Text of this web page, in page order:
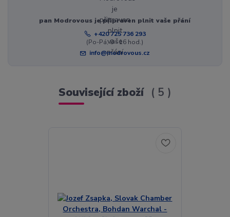
pan Modrovous je připraven plnit vaše přání
+420 725 736 293
(Po-Pá, 8 - 16 hod.)
info@modrovous.cz
Související zboží 5